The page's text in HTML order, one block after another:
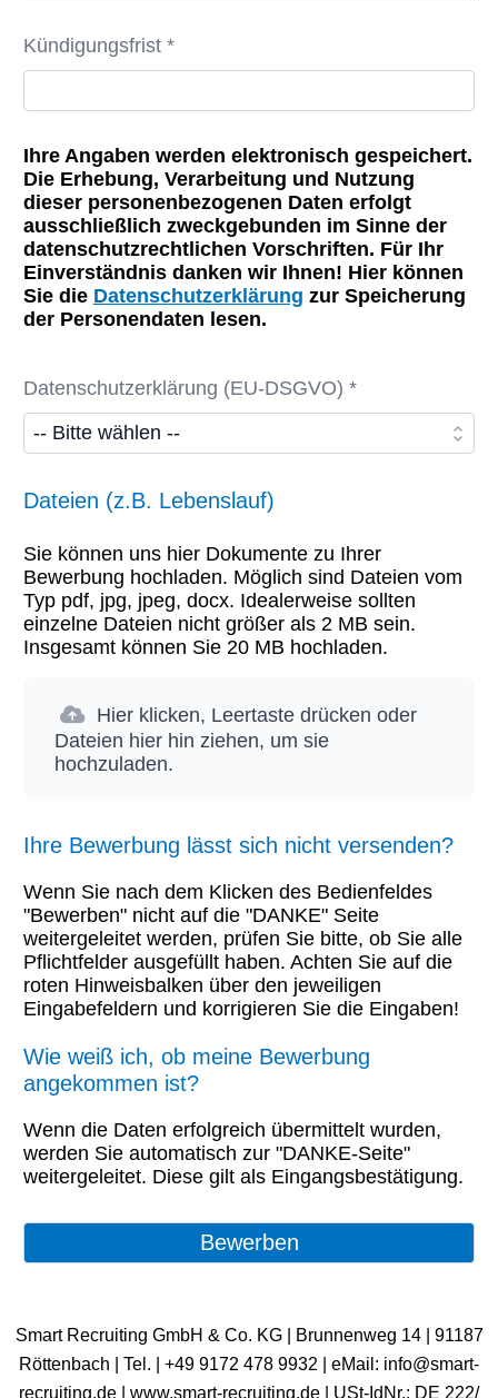
Kündigungsfrist *
Ihre Angaben werden elektronisch gespeichert.
Die Erhebung, Verarbeitung und Nutzung
dieser personenbezogenen Daten erfolgt
ausschließlich zweckgebunden im Sinne der
datenschutzrechtlichen Vorschriften. Für Ihr
Einverständnis danken wir Ihnen! Hier können
Sie die Datenschutzerklärung zur Speicherung
der Personendaten lesen.
Datenschutzerklärung (EU-DSGVO) *
Dateien (z.B. Lebenslauf)
Sie können uns hier Dokumente zu Ihrer
Bewerbung hochladen. Möglich sind Dateien vom
Typ pdf, jpg, jpeg, docx. Idealerweise sollten
einzelne Dateien nicht größer als 2 MB sein.
Insgesamt können Sie 20 MB hochladen.
Hier klicken, Leertaste drücken oder
Dateien hier hin ziehen, um sie
hochzuladen.
Ihre Bewerbung lässt sich nicht versenden?
Wenn Sie nach dem Klicken des Bedienfeldes
"Bewerben" nicht auf die "DANKE" Seite
weitergeleitet werden, prüfen Sie bitte, ob Sie alle
Pflichtfelder ausgefüllt haben. Achten Sie auf die
roten Hinweisbalken über den jeweiligen
Eingabefeldern und korrigieren Sie die Eingaben!
Wie weiß ich, ob meine Bewerbung
angekommen ist?
Wenn die Daten erfolgreich übermittelt wurden,
werden Sie automatisch zur "DANKE-Seite"
weitergeleitet. Diese gilt als Eingangsbestätigung.
Smart Recruiting GmbH & Co. KG | Brunnenweg 14 | 91187
Röttenbach | ​Tel. | +49 9172 478 9932 | eMail: info@smart-
recruiting.de | www.smart-recruiting.de | USt-IdNr.: DE 222/